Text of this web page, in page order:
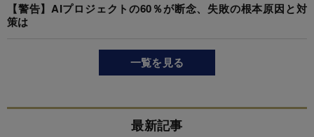
【警告】AIプロジェクトの60％が断念、失敗の根本原因と対
策は
一覧を見る
最新記事